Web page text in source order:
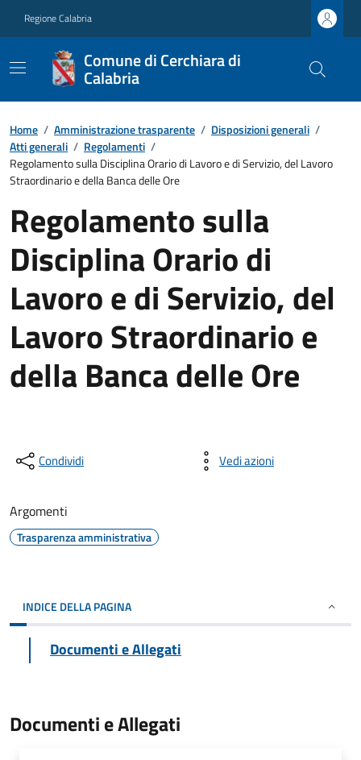
Regione Calabria
Comune di Cerchiara di
Calabria
Home / Amministrazione trasparente / Disposizioni generali /
Atti generali / Regolamenti /
Regolamento sulla Disciplina Orario di Lavoro e di Servizio, del Lavoro
Straordinario e della Banca delle Ore
Regolamento sulla
Disciplina Orario di
Lavoro e di Servizio, del
Lavoro Straordinario e
della Banca delle Ore
Condividi Vedi azioni
Argomenti
Trasparenza amministrativa
INDICE DELLA PAGINA
Documenti e Allegati
Documenti e Allegati